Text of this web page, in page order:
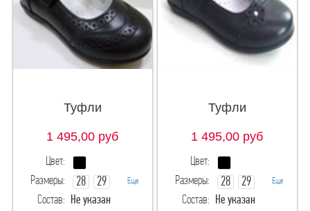
Туфли
1 495,00 руб
Цвет:
Размеры:
28
29
30
31
Еще
Состав: Не указан
Туфли
1 495,00 руб
Цвет:
Размеры:
28
29
30
31
Еще
Состав: Не указан